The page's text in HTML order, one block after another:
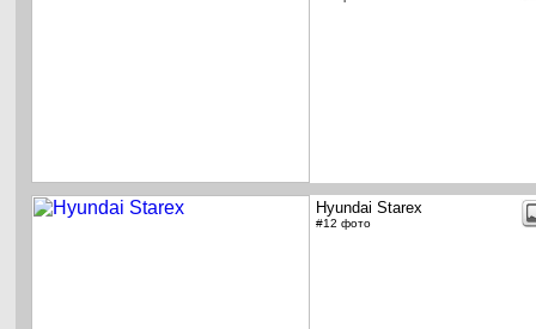
Hyundai Starex
#12 фото